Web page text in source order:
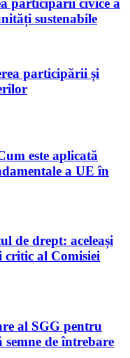
participării civice a
sustenabile
participării și
este aplicată
a UE în
de drept: aceleași
critic al Comisiei
al SGG pentru
de întrebare